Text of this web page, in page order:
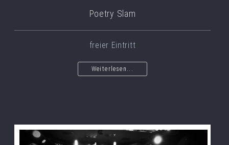
Poetry Slam
freier Eintritt
Weiterlesen...